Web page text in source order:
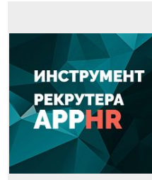
问
某
网
站
上
的
此